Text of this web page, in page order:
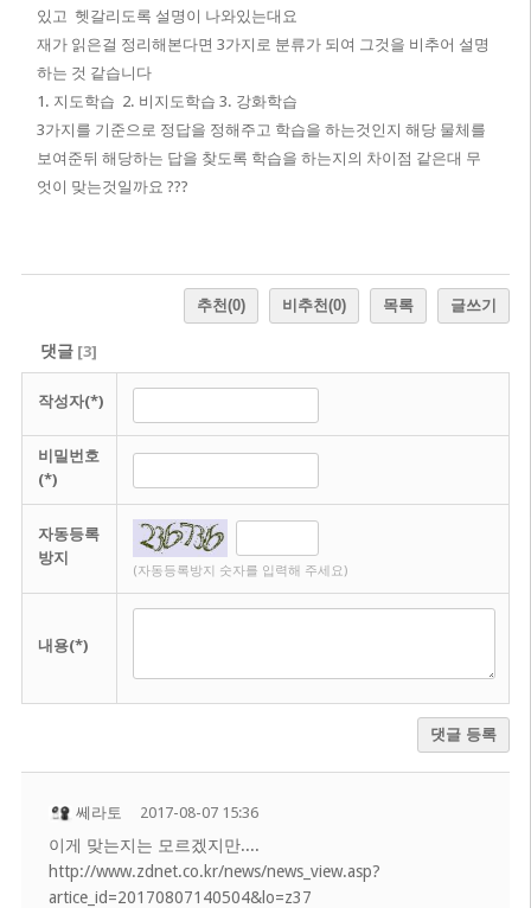
있고 ​ 헷갈리도록 설명이 나와있는대요
재가 읽은걸 정리해본다면 3가지로 분류가 되여 그것을 비추어 설명
하는 것 같습니다 ​
1. 지도학습 2. 비지도학습 3. 강화학습
3가지를 기준으로 정답을 정해주고 학습을 하는것인지 해당 물체를
보여준뒤 해당하는 답을 찾도록 학습을 하는지의 차이점 같은대 무
엇이 맞는것일까요 ???
추천(0) 비추천(0) 목록 글쓰기
댓글[3]
작성자(*)
비밀번호
(*)
자동등록
방지
(자동등록방지 숫자를 입력해 주세요)
내용(*)
댓글 등록
쎄라토 2017-08-07 15:36
이게 맞는지는 모르겠지만....
http://www.zdnet.co.kr/news/news_view.asp?
artice_id=20170807140504&lo=z37